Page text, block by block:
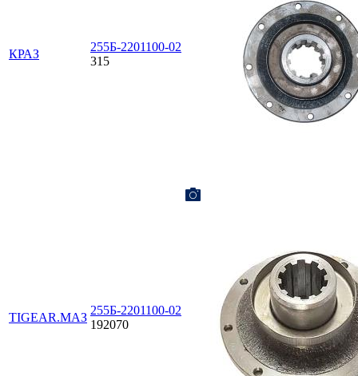
КРАЗ
255Б-2201100-02
315
TIGEAR.МАЗ
255Б-2201100-02
192070